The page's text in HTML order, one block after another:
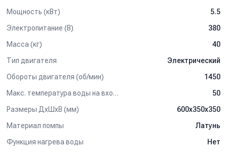
Мощность (кВт)
5.5
Электропитание (В)
380
Масса (кг)
40
Тип двигателя
Электрический
Обороты двигателя (об/мин)
1450
Макс. температура воды на входе (°C)
50
Размеры ДхШхВ (мм)
600х350х350
Материал помпы
Латунь
Функция нагрева воды
Нет